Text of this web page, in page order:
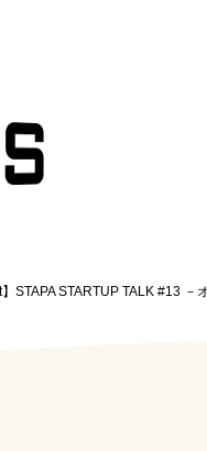
】STAPA STARTUP TALK #13